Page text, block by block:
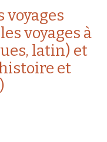
voyages
voyages à
latin) et
et